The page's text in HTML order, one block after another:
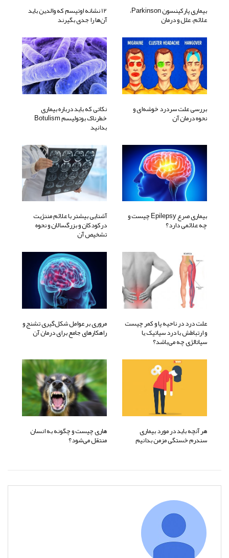
بیماری پارکینسون Parkinson،
علائم، علل و درمان
12 نشانه اوتیسم که والدین باید
آن‌ها را جدی بگیرند
بررسی علت سردرد خوشه‌ای و
نحوه درمان آن
نکاتی که باید درباره بیماری
خطرناک بوتولیسم Botulism
بدانید
بیماری صرع Epilepsy چیست و
چه علائمی دارد؟
آشنایی بیشتر با علائم مننژیت
درکودکان و بزرگسالان و نحوه
تشخیص آن
علت درد در ناحیه پا و کمر چیست
و ارتباطش با درد سیاتیک یا
سیاتالژی چه می‌باشد؟
مروری بر عوامل شکل‌گیری تشنج و
راهکارهای جامع برای درمان آن
هر آنچه باید در مورد بیماری
سندرم خستگی مزمن بدانیم
هاری چیست و چگونه به انسان
منتقل می‌شود؟